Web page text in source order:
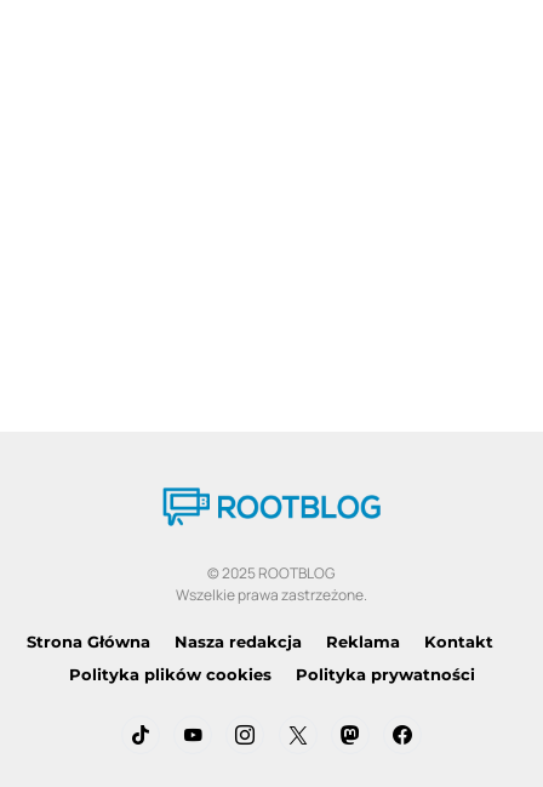
© 2025 ROOTBLOG
Wszelkie prawa zastrzeżone.
Strona Główna Nasza redakcja Reklama
Kontakt
Polityka plików cookies
Polityka prywatności